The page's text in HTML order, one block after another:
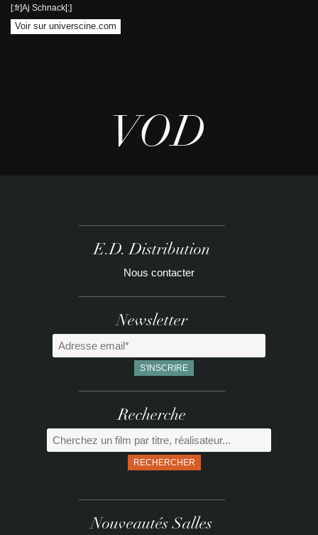
[:fr]Aj Schnack[:]
Voir sur universcine.com
VOD
E.D. Distribution
Nous contacter
Newsletter
Recherche
RECHERCHER
Nouveautés Salles